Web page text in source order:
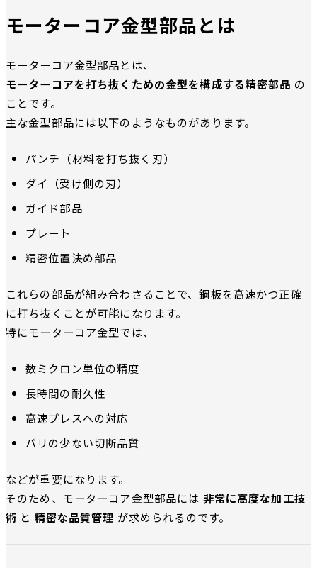
モーターコア金型部品とは
モーターコア金型部品とは、
モーターコアを打ち抜くための金型を構成する精密部品 の
ことです。
主な金型部品には以下のようなものがあります。
パンチ（材料を打ち抜く刃）
ダイ（受け側の刃）
ガイド部品
プレート
精密位置決め部品
これらの部品が組み合わさることで、鋼板を高速かつ正確
に打ち抜くことが可能になります。
特にモーターコア金型では、
数ミクロン単位の精度
長時間の耐久性
高速プレスへの対応
バリの少ない切断品質
などが重要になります。
そのため、モーターコア金型部品には 非常に高度な加工技
術 と 精密な品質管理 が求められるのです。